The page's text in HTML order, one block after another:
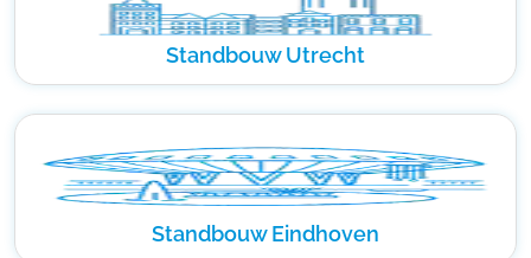
Standbouw Utrecht
Standbouw Eindhoven